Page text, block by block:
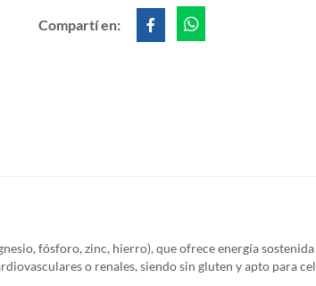
Compartí en:
fósforo, zinc, hierro), que ofrece energía
o renales, siendo sin gluten y apto para